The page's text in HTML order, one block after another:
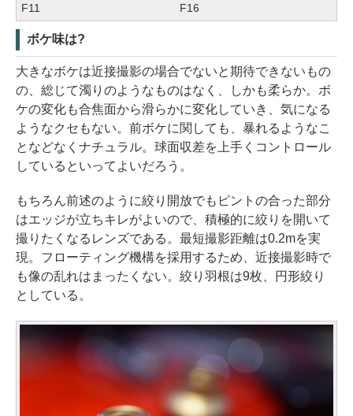
F11 F16
ボケ味は?
大きなボケは近接撮影の場合でないと期待できないもの
の、総じて濁りのようなものはなく、しかも柔らか。ボ
ケの変化も合焦面から滑らかに変化していき、気になる
ようなクセもない。前ボケに関しても、暴れるようなこ
となどなくナチュラル。球面収差を上手くコントロール
しているといってよいだろう。
もちろん前述のように絞り開放でもピントの合った部分
はエッジが立ちキレがよいので、積極的に絞りを開いて
撮りたくなるレンズである。最短撮影距離は0.2mを実
現。フローティング機構を採用するため、近接撮影時で
も像の乱れはまったくない。絞り羽根は9枚、円形絞り
としている。